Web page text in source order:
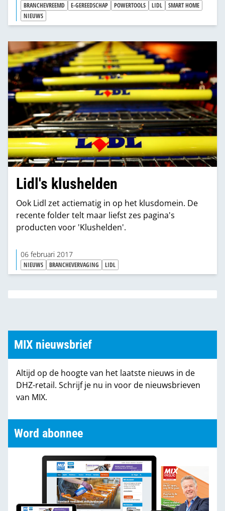
BRANCHEVREEMD E-GEREEDSCHAP POWERTOOLS LIDL
SMART HOME
NIEUWS
Lidl's klushelden
Ook Lidl zet actiematig in op het klusdomein. De
recente folder telt maar liefst zes pagina's
producten voor 'Klushelden'.
06 februari 2017
NIEUWS BRANCHEVERVAGING LIDL
MIX nieuwsbrief
Altijd op de hoogte van het laatste nieuws in de
DHZ-retail. Schrijf je nu in voor de nieuwsbrieven
van MIX.
Word abonnee